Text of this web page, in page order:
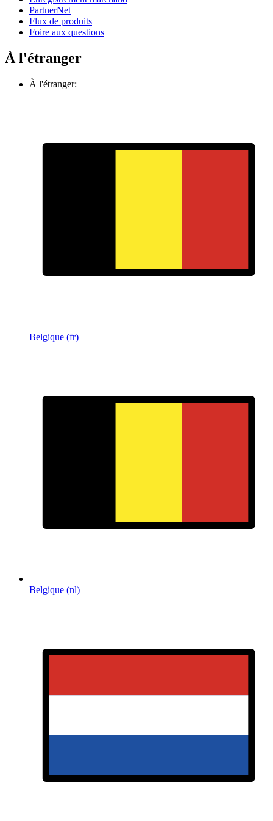
PartnerNet
Flux de produits
Foire aux questions
À l'étranger
À l'étranger:
Belgique (fr)
Belgique (nl)